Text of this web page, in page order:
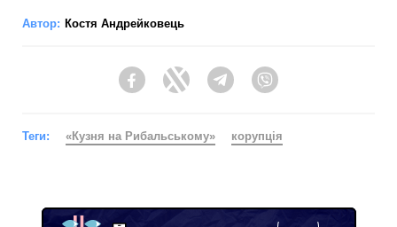
Автор: Костя Андрейковець
FacebookTwitter Telegram
Теги: «Кузня на Рибальському» корупція